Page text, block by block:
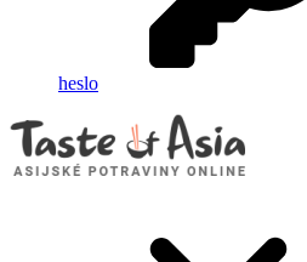
heslo